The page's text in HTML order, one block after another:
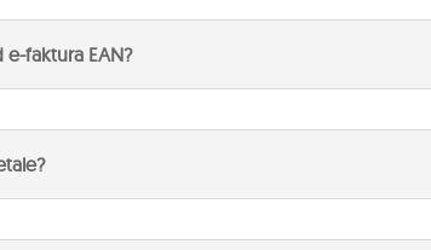
faktura EAN?